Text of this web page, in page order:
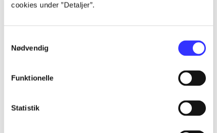
cookies under ”Detaljer”.
Nødvendig
Funktionelle
Statistik